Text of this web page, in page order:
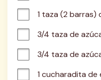
1 taza (2 barras)
3/4 taza de
3/4 taza de
1 cucharadita